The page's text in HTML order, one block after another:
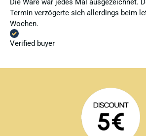
Die Ware war jedes Mal ausgezeichnet.
Termin verzögerte sich allerdings beim
Wochen.
Verified buyer